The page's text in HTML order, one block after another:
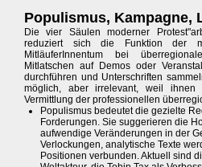
Populismus, Kampagne,
Die vier Säulen moderner
reduziert sich die Funktion der
MitläuferInnentum bei
Mitlatschen auf Demos oder
durchführen und Unterschriften
möglich, aber irrelevant, weil
Vermittlung der professionellen
Populismus bedeutet die gezielte
Forderungen. Sie suggerieren die
aufwendige Veränderungen in der
Verlockungen, analytische Texte
Positionen verbunden. Aktuell sind